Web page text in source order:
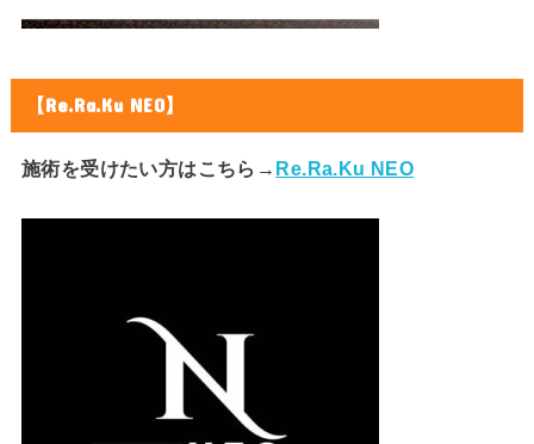
【Re.Ra.Ku NEO】
施術を受けたい方はこちら→ Re.Ra.Ku NEO